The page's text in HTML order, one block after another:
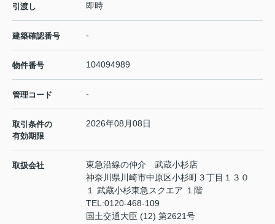
引渡し 即時
建築確認番号 -
物件番号 104094989
管理コード -
取引条件の
有効期限
2026年08月08日
取扱会社
東急沿線の仲介 武蔵小杉店
神奈川県川崎市中原区小杉町３丁目１３０
１ 武蔵小杉東急スクエア １階
TEL:0120-468-109
国土交通大臣 (12) 第2621号